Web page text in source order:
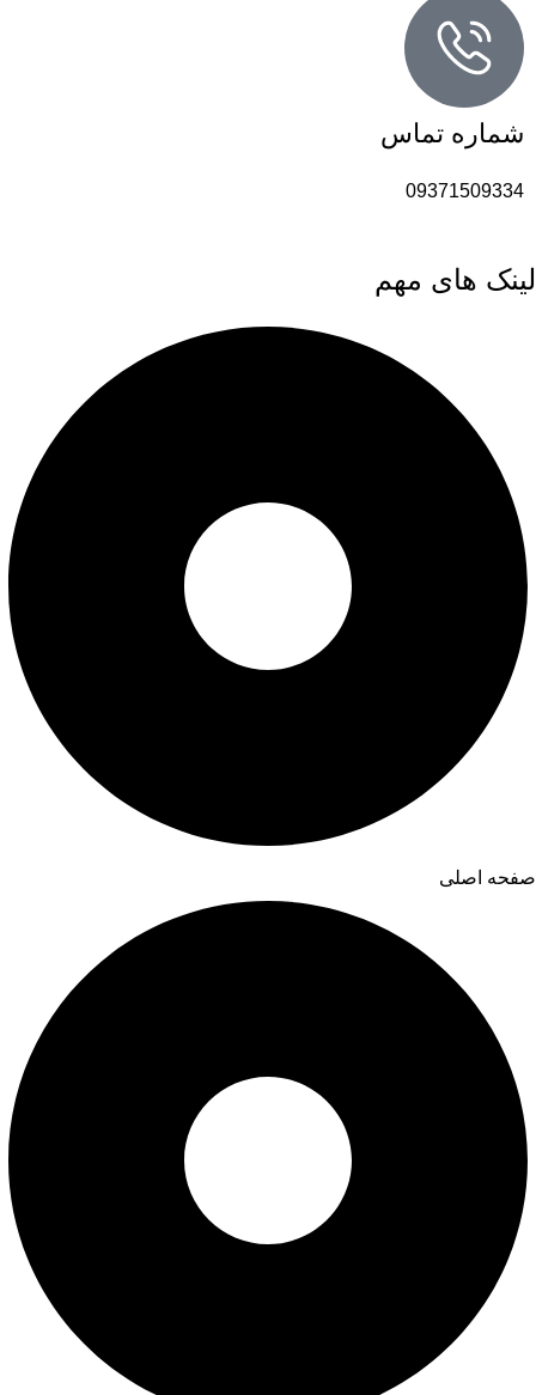
شماره تماس
09371509334
لینک های مهم
صفحه اصلی